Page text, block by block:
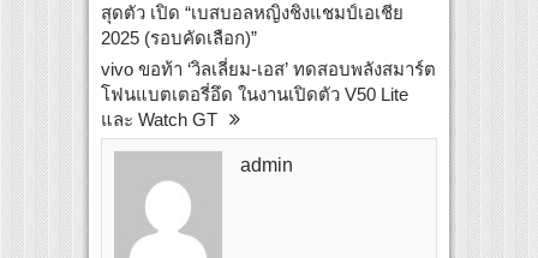
สุดตัว เปิด “เบสบอลหญิงชิงแชมป์เอเชีย
2025 (รอบคัดเลือก)”
vivo ขอท้า ‘วิลเลี่ยม-เอส’ ทดสอบพลังสมาร์ต
โฟนแบตเตอรี่อึด ในงานเปิดตัว V50 Lite
และ Watch GT
admin